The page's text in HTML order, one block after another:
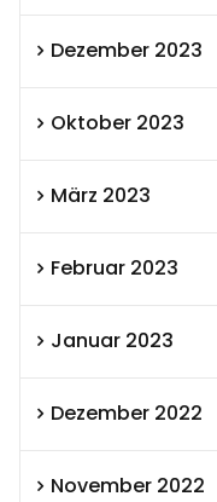
Dezember 2023
Oktober 2023
März 2023
Februar 2023
Januar 2023
Dezember 2022
November 2022